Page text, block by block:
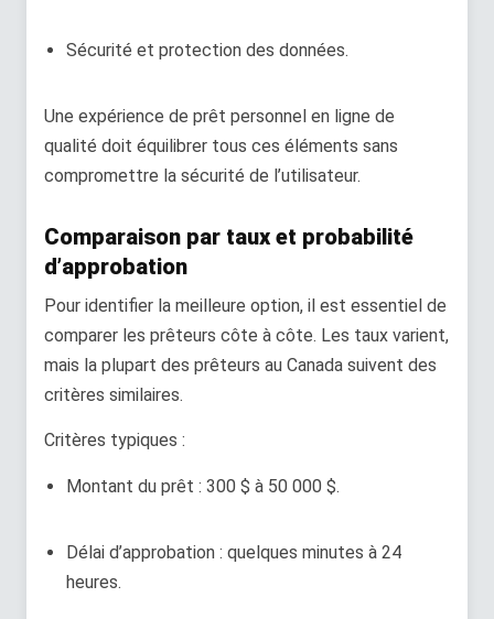
Sécurité et protection des données.
Une expérience de prêt personnel en ligne de
qualité doit équilibrer tous ces éléments sans
compromettre la sécurité de l’utilisateur.
Comparaison par taux et probabilité
d’approbation
Pour identifier la meilleure option, il est essentiel de
comparer les prêteurs côte à côte. Les taux varient,
mais la plupart des prêteurs au Canada suivent des
critères similaires.
Critères typiques :
Montant du prêt : 300 $ à 50 000 $.
Délai d’approbation : quelques minutes à 24
heures.